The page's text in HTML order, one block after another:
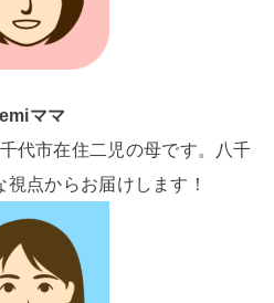
ママ
代市在住二児の母です。八千
点からお届けします！